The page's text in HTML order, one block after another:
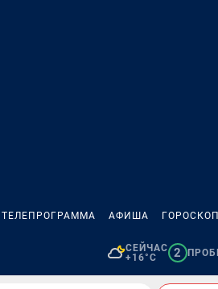
ТЕЛЕПРОГРАММА АФИША ГОРОСКОП
СЕЙЧАС
+16°C
2